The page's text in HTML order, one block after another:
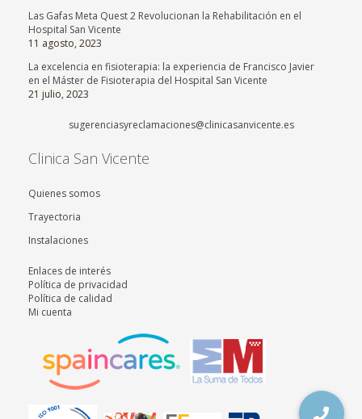
Las Gafas Meta Quest 2 Revolucionan la Rehabilitación en el
Hospital San Vicente
11 agosto, 2023
La excelencia en fisioterapia: la experiencia de Francisco Javier
en el Máster de Fisioterapia del Hospital San Vicente
21 julio, 2023
sugerenciasyreclamaciones@clinicasanvicente.es
Clinica San Vicente
Quienes somos
Trayectoria
Instalaciones
Enlaces de interés
Política de privacidad
Política de calidad
Mi cuenta